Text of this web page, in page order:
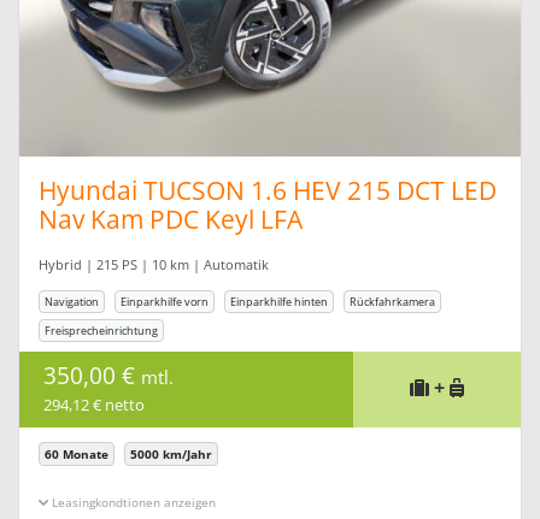
Hyundai TUCSON 1.6 HEV 215 DCT LED
Nav Kam PDC Keyl LFA
Hybrid | 215 PS | 10 km | Automatik
Navigation Einparkhilfe vorn Einparkhilfe hinten
Rückfahrkamera
Freisprecheinrichtung
350,00 € mtl.
294,12 € netto
+
60 Monate 5000 km/Jahr
Leasingkonditionen ein-/ausblenden